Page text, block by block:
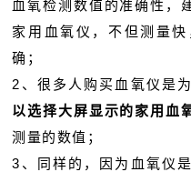
血氧检测数值的准确性，
家用血氧仪，不但测量
确；
2、很多人购买血氧仪是
以选择大屏显示的家用血
测量的数值；
3、同样的，因为血氧仪